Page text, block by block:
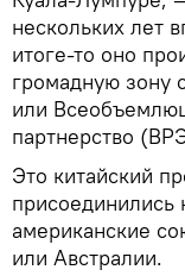
нескольких лет
итоге-то оно
громадную зону
или
партнерство
Это китайский
американские
или Австралии.